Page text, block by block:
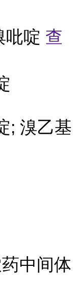
吡啶 查
; 溴乙基
中间体